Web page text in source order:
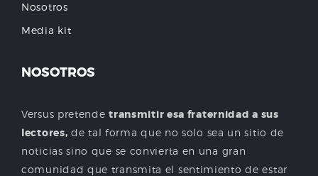
Nosotros
Media kit
NOSOTROS
Versus pretendetransmitir esa fraternidad a sus
lectores, de tal forma que no solo sea un sitio de
noticias sino que se convierta en una gran
comunidad que transmita el sentimiento de estar